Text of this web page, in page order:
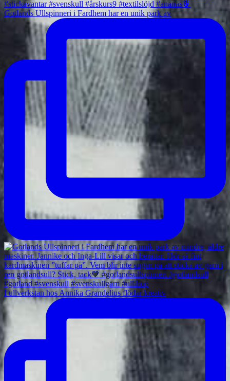
Gotlands Ullspinneri i Fardhem har en unik park av
I ullverkstan hos Annika Grandelius flödar kreativ